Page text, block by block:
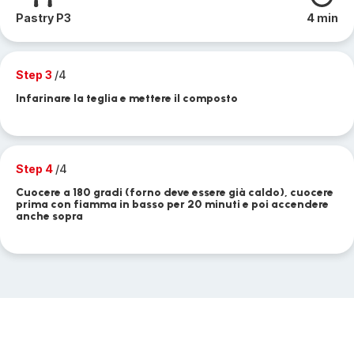
Pastry P3 4 min
Step 3 /4
Infarinare la teglia e mettere il composto
Step 4 /4
Cuocere a 180 gradi (forno deve essere già caldo), cuocere
prima con fiamma in basso per 20 minuti e poi accendere
anche sopra